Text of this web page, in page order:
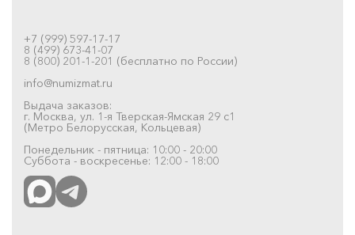
+7 (999) 597-17-17
8 (499) 673-41-07
8 (800) 201-1-201 (бесплатно по России)
info@numizmat.ru
Выдача заказов:
г. Москва, ул. 1-я Тверская-Ямская 29 с1
(Метро Белорусская, Кольцевая)
Понедельник - пятница: 10:00 - 20:00
Суббота - воскресенье: 12:00 - 18:00